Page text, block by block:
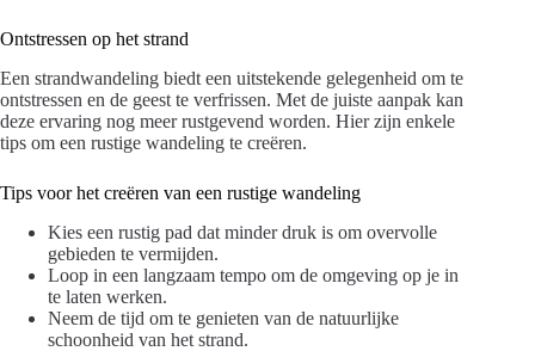
Ontstressen op het strand
Een strandwandeling biedt een uitstekende gelegenheid om te
ontstressen en de geest te verfrissen. Met de juiste aanpak kan
deze ervaring nog meer rustgevend worden. Hier zijn enkele
tips om een rustige wandeling te creëren.
Tips voor het creëren van een rustige wandeling
Kies een rustig pad dat minder druk is om overvolle
gebieden te vermijden.
Loop in een langzaam tempo om de omgeving op je in
te laten werken.
Neem de tijd om te genieten van de natuurlijke
schoonheid van het strand.